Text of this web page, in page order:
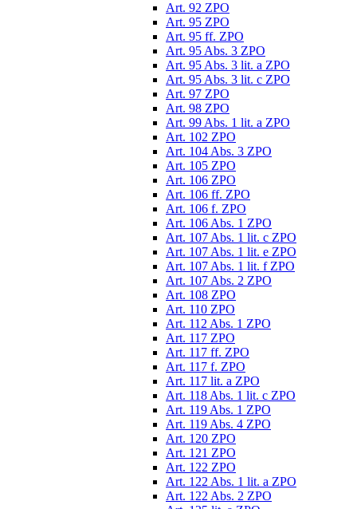
Art. 92 ZPO
Art. 95 ZPO
Art. 95 ff. ZPO
Art. 95 Abs. 3 ZPO
Art. 95 Abs. 3 lit. a ZPO
Art. 95 Abs. 3 lit. c ZPO
Art. 97 ZPO
Art. 98 ZPO
Art. 99 Abs. 1 lit. a ZPO
Art. 102 ZPO
Art. 104 Abs. 3 ZPO
Art. 105 ZPO
Art. 106 ZPO
Art. 106 ff. ZPO
Art. 106 f. ZPO
Art. 106 Abs. 1 ZPO
Art. 107 Abs. 1 lit. c ZPO
Art. 107 Abs. 1 lit. e ZPO
Art. 107 Abs. 1 lit. f ZPO
Art. 107 Abs. 2 ZPO
Art. 108 ZPO
Art. 110 ZPO
Art. 112 Abs. 1 ZPO
Art. 117 ZPO
Art. 117 ff. ZPO
Art. 117 f. ZPO
Art. 117 lit. a ZPO
Art. 118 Abs. 1 lit. c ZPO
Art. 119 Abs. 1 ZPO
Art. 119 Abs. 4 ZPO
Art. 120 ZPO
Art. 121 ZPO
Art. 122 ZPO
Art. 122 Abs. 1 lit. a ZPO
Art. 122 Abs. 2 ZPO